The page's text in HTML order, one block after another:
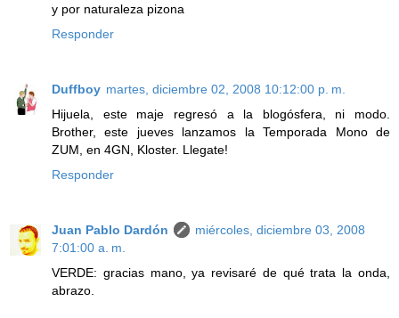
y por naturaleza pizona
Responder
Duffboy martes, diciembre 02, 2008 10:12:00 p. m.
Hijuela, este maje regresó a la blogósfera, ni modo.
Brother, este jueves lanzamos la Temporada Mono de
ZUM, en 4GN, Kloster. Llegate!
Responder
Juan Pablo Dardón
miércoles, diciembre 03, 2008
7:01:00 a. m.
VERDE: gracias mano, ya revisaré de qué trata la onda,
abrazo.